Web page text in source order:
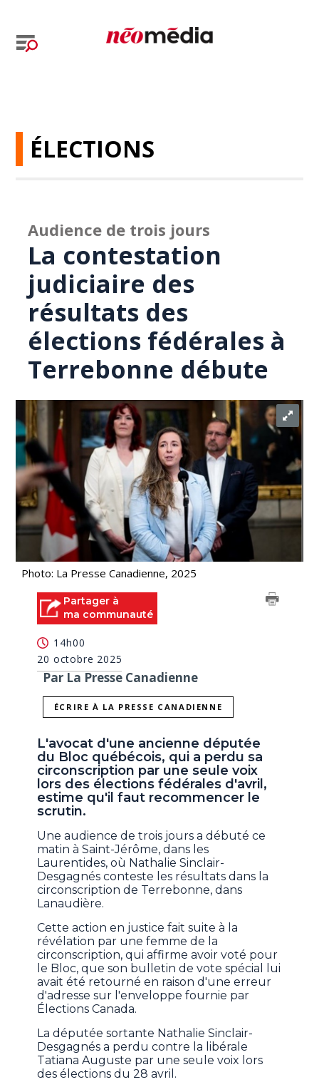
ÉLECTIONS
Audience de trois jours
La contestation
judiciaire des
résultats des
élections fédérales à
Terrebonne débute
Photo: La Presse Canadienne, 2025
Partager à
ma communauté
14h00
20 octobre 2025
Par La Presse Canadienne
ÉCRIRE À LA PRESSE CANADIENNE
L'avocat d'une ancienne députée
du Bloc québécois, qui a perdu sa
circonscription par une seule voix
lors des élections fédérales d'avril,
estime qu'il faut recommencer le
scrutin.
Une audience de trois jours a débuté ce
matin à Saint-Jérôme, dans les
Laurentides, où Nathalie Sinclair-
Desgagnés conteste les résultats dans la
circonscription de Terrebonne, dans
Lanaudière.
Cette action en justice fait suite à la
révélation par une femme de la
circonscription, qui affirme avoir voté pour
le Bloc, que son bulletin de vote spécial lui
avait été retourné en raison d'une erreur
d'adresse sur l'enveloppe fournie par
Élections Canada.
La députée sortante Nathalie Sinclair-
Desgagnés a perdu contre la libérale
Tatiana Auguste par une seule voix lors
des élections du 28 avril.